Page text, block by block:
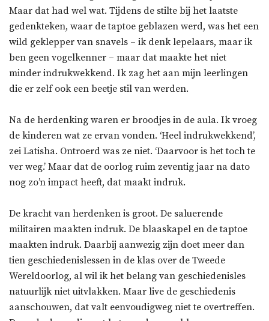
Maar dat had wel wat. Tijdens de stilte bij het laatste
gedenkteken, waar de taptoe geblazen werd, was het een
wild geklepper van snavels – ik denk lepelaars, maar ik
ben geen vogelkenner – maar dat maakte het niet
minder indrukwekkend. Ik zag het aan mijn leerlingen
die er zelf ook een beetje stil van werden.
Na de herdenking waren er broodjes in de aula. Ik vroeg
de kinderen wat ze ervan vonden. ‘Heel indrukwekkend’,
zei Latisha. Ontroerd was ze niet. ‘Daarvoor is het toch te
ver weg.’ Maar dat de oorlog ruim zeventig jaar na dato
nog zo’n impact heeft, dat maakt indruk.
De kracht van herdenken is groot. De saluerende
militairen maakten indruk. De blaaskapel en de taptoe
maakten indruk. Daarbij aanwezig zijn doet meer dan
tien geschiedenislessen in de klas over de Tweede
Wereldoorlog, al wil ik het belang van geschiedenisles
natuurlijk niet uitvlakken. Maar live de geschiedenis
aanschouwen, dat valt eenvoudigweg niet te overtreffen.